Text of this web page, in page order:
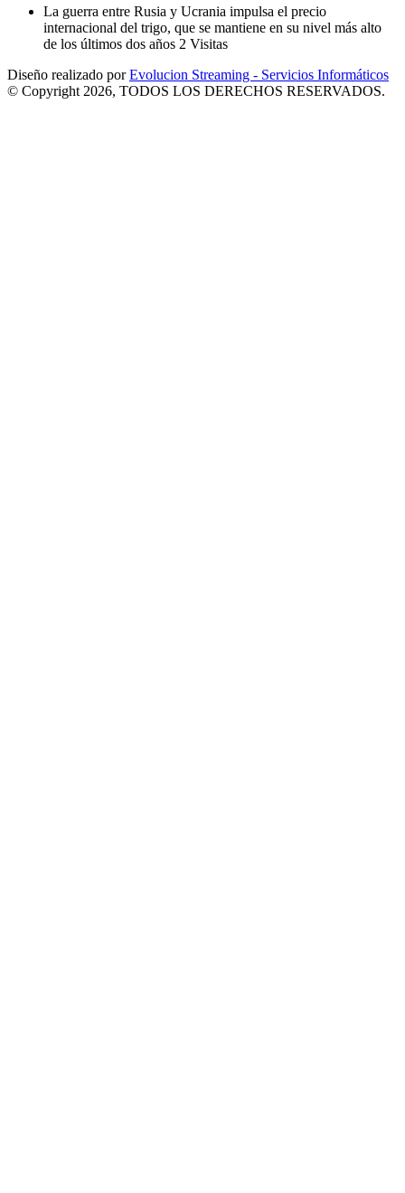
La guerra entre Rusia y Ucrania impulsa el precio
internacional del trigo, que se mantiene en su nivel más alto
de los últimos dos años 2 Visitas
Diseño realizado porEvolucion Streaming - Servicios Informáticos
© Copyright 2026, TODOS LOS DERECHOS RESERVADOS.